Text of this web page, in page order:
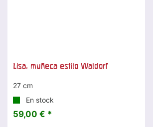
Lisa, muñeca estilo Waldorf
27 cm
En stock
59,00 € *